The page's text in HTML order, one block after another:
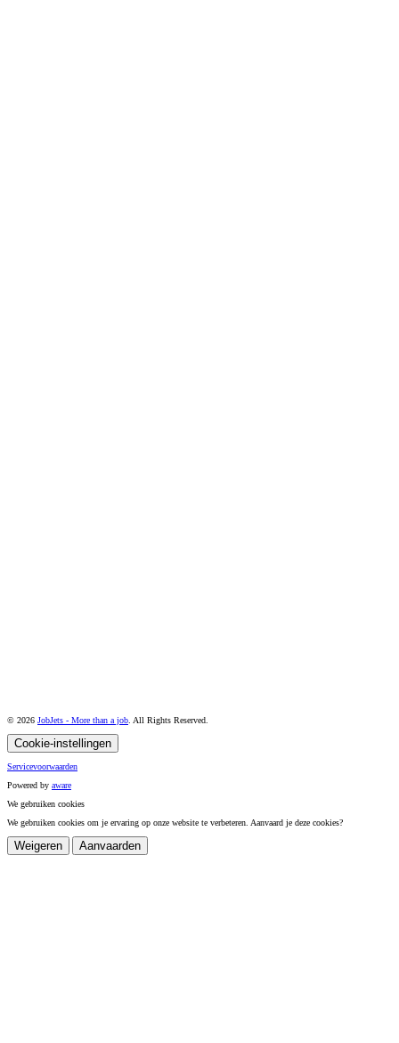
© 2026 JobJets - More than a job . All Rights Reserved.
Cookie-instellingen
Servicevoorwaarden
Powered by aware
We gebruiken cookies
We gebruiken cookies om je ervaring op onze website te verbeteren. Aanvaard je deze cookies?
Weigeren Aanvaarden